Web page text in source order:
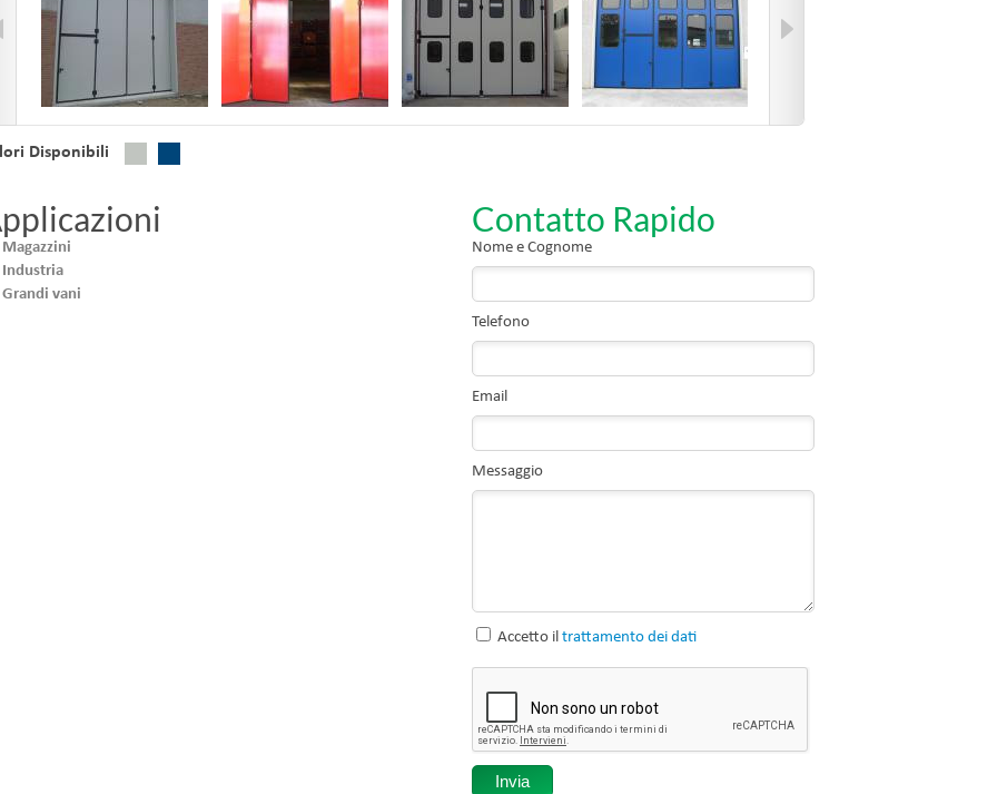
Disponibili
Contatto Rapido
Nome e Cognome
Telefono
Email
Messaggio
Accetto iltrattamento dei dati
Magazzini
Industria
Grandi vani